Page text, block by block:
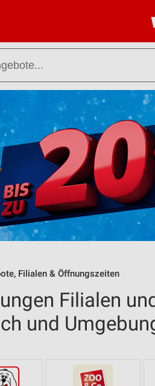
Filialen & Öffnungszeiten
Filialen
und